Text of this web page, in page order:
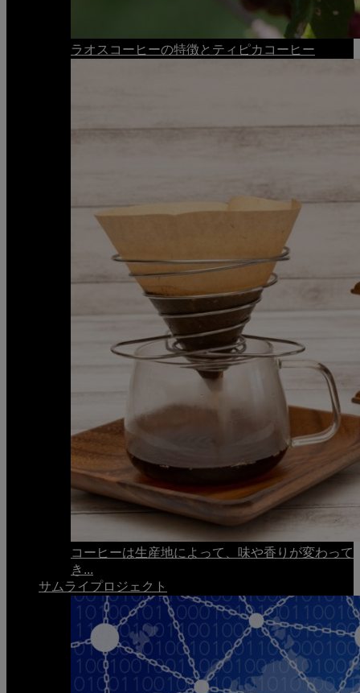
ラオスコーヒーの特徴とティピカコーヒー
コーヒーは生産地によって、味や香りが変わって
き...
サムライプロジェクト